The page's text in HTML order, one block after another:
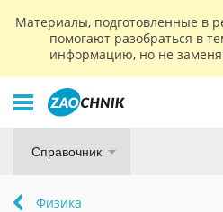
Материалы, подготовленные в
помогают разобраться в
информацию, но не
Справочник
Физика